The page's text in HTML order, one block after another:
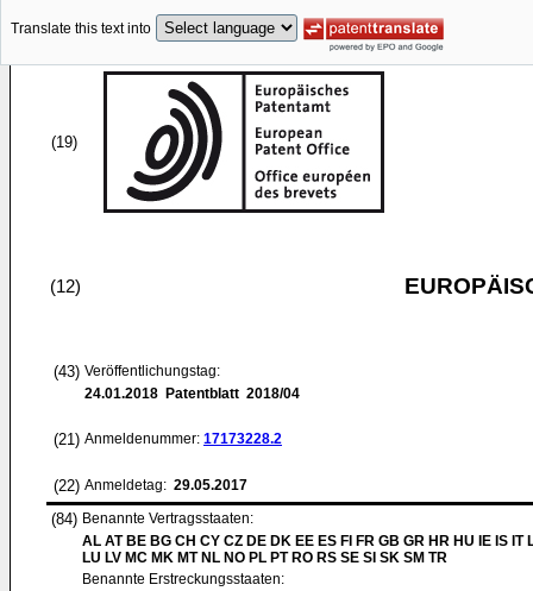
Translate this text into
(19)
(12)
(43) Veröffentlichungstag:
24.01.2018 Patentblatt 2018/04
(21) Anmeldenummer: 17173228.2
(22) Anmeldetag: 29.05.2017
(84) Benannte Vertragsstaaten:
AL AT BE BG CH CY CZ DE DK EE ES FI FR GB GR HR HU IE IS IT
LU LV MC MK MT NL NO PL PT RO RS SE SI SK SM TR
Benannte Erstreckungsstaaten: